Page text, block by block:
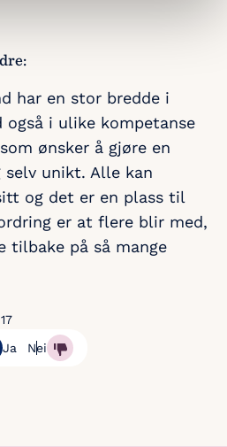
har en stor bredde i
også i ulike kompetanse
ønsker å gjøre en
selv unikt. Alle kan
og det er en plass til
er at flere blir med,
tilbake på så mange
Ja Nei